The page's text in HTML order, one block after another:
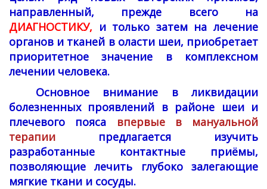
направленный, прежде всего на
ДИАГНОСТИКУ, и только затем на лечение
органов и тканей в оласти шеи, приобретает
приоритетное значение в комплексном
лечении человека.
Основное внимание в ликвидации
болезненных проявлений в районе шеи и
плечевого пояса впервые в мануальной
терапии предлагается изучить
разработанные контактные приёмы,
позволяющие лечить глубоко залегающие
мягкие ткани и сосуды.